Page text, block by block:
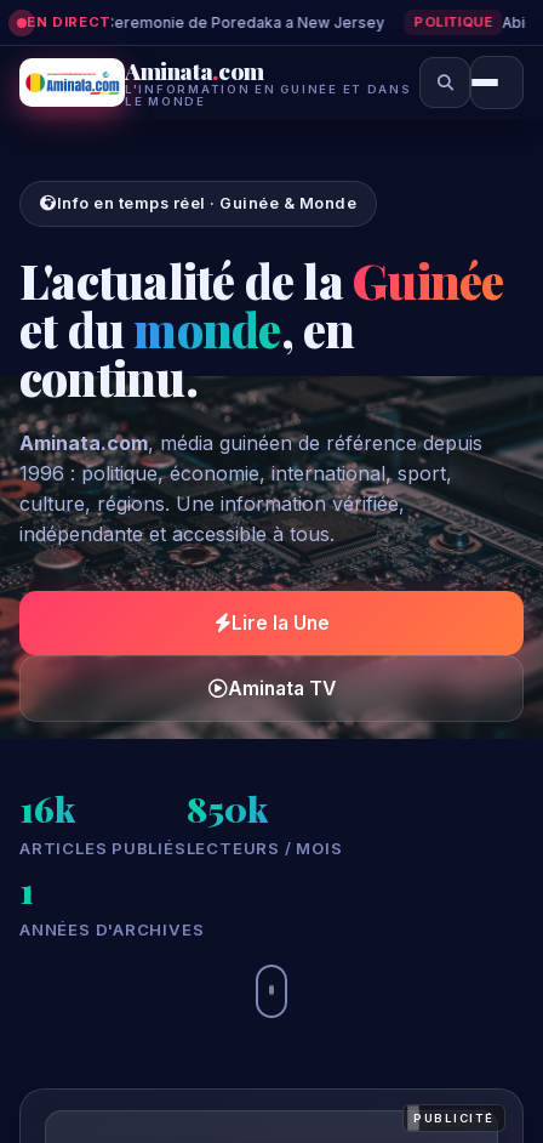
EN DIRECT
sur la vidéo ÉCONOMIE LA PRÉSENTATION DU NOUVEAU LIVRE DE
Aminata.com
L'INFORMATION EN GUINÉE ET DANS
LE MONDE
Info en temps réel · Guinée & Monde
L'actualité de laGuinée
et dumonde, en
continu.
Aminata.com, média guinéen de référence depuis
1996 : politique, économie, international, sport,
culture, régions. Une information vérifiée,
indépendante et accessible à tous.
Lire la Une
Aminata TV
16k 850k
1
PUBLICITÉ